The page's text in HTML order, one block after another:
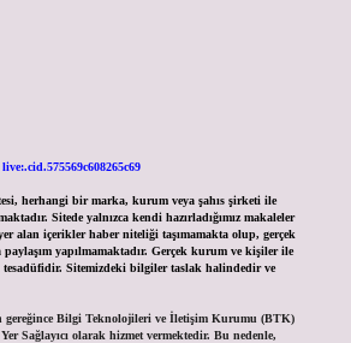
herhangi bir marka, kurum veya şahıs şirketi ile
Sitede yalnızca kendi hazırladığımız makaleler
alan içerikler haber niteliği taşımamakta olup, gerçek
yapılmamaktadır. Gerçek kurum ve kişiler ile
tesadüfidir. Sitemizdeki bilgiler taslak halindedir ve
gereğince Bilgi Teknolojileri ve İletişim Kurumu (BTK)
Sağlayıcı olarak hizmet vermektedir. Bu nedenle,